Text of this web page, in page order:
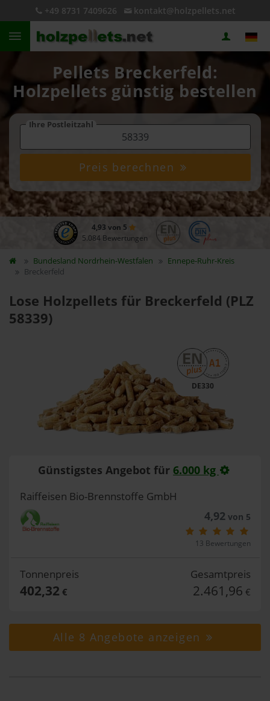
+49 8731 7409626 kontakt@holzpellets.net
Pellets Breckerfeld:
Holzpellets günstig bestellen
Ihre Postleitzahl
Preis berechnen
4,93 von 5
5.084 Bewertungen
Bundesland Nordrhein-Westfalen
Ennepe-Ruhr-Kreis
Breckerfeld
Lose Holzpellets für Breckerfeld (PLZ
58339)
DE330
Günstigstes Angebot für 6.000 kg
Raiffeisen Bio-Brennstoffe GmbH
4,92von 5
13 Bewertungen
Tonnenpreis
402,32 €
Gesamtpreis
2.461,96 €
Alle 8 Angebote anzeigen